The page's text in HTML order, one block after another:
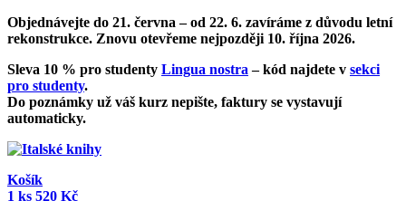
Objednávejte do 21. června – od 22. 6. zavíráme z důvodu letní
rekonstrukce. Znovu otevřeme nejpozději 10. října 2026.
Sleva 10 % pro studenty Lingua nostra – kód najdete v sekci
pro studenty.
Do poznámky už váš kurz nepište, faktury se vystavují
automaticky.
Košík
1 ks 520 Kč